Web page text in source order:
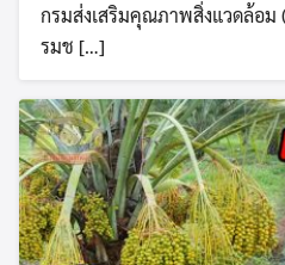
กรมส่งเสริมคุณภาพสิ่งแวดล้อม
รมช […]